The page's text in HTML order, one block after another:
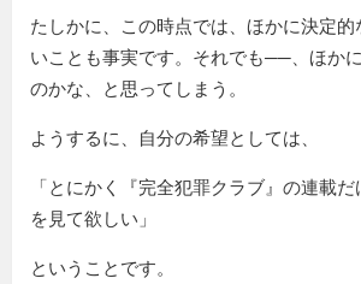
たしかに、この時点では、ほかに決定的
いことも事実です。それでも──、ほか
のかな、と思ってしまう。
ようするに、自分の希望としては、
「とにかく『完全犯罪クラブ』の連載
を見て欲しい」
ということです。